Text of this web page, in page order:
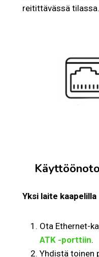
reitittävässä tilassa.
Yksi laite kaapelilla
Ota Ethernet-
ATK -porttiin.
Yhdistä toinen